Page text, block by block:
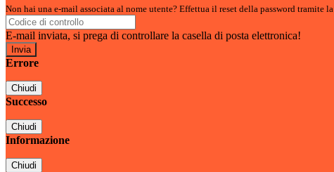
Non hai una e-mail associata al nome utente? Effettua il reset della password tramite la
E-mail inviata, si prega di controllare la casella di posta elettronica!
Errore
Chiudi
Successo
Chiudi
Informazione
Chiudi